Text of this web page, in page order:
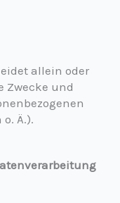
allein oder
Zwecke und
Ä.).